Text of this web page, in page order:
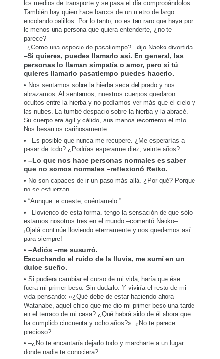
los medios de transporte y se pasa el día comprobándolos.
También hay quien hace barcos de un metro de largo
encolando palillos. Por lo tanto, no es tan raro que haya por
lo menos una persona que quiera entenderte, ¿no te
parece?
–¿Como una especie de pasatiempo? –dijo Naoko divertida.
–Si quieres, puedes llamarlo así. En general, las
personas lo llaman simpatía o amor, pero si tú
quieres llamarlo pasatiempo puedes hacerlo.
Nos sentamos sobre la hierba seca del prado y nos
abrazamos. Al sentarnos, nuestros cuerpos quedaron
ocultos entre la hierba y no podíamos ver más que el cielo y
las nubes. La tumbé despacio sobre la hierba y la abracé.
Su cuerpo era ágil y cálido, sus manos recorrieron el mío.
Nos besamos cariñosamente.
–Es posible que nunca me recupere. ¿Me esperarías a
pesar de todo? ¿Podrías esperarme diez, veinte años?
–Lo que nos hace personas normales es saber
que no somos normales –reflexionó Reiko.
No son capaces de ir un paso más allá. ¿Por qué? Porque
no se esfuerzan.
“Aunque te cueste, cuéntamelo.”
–Lloviendo de esta forma, tengo la sensación de que sólo
estamos nosotros tres en el mundo –comentó Naoko–.
¡Ojalá continúe lloviendo eternamente y nos quedemos así
para siempre!
–Adiós –me susurró.
Escuchando el ruido de la lluvia, me sumí en un
dulce sueño.
Si pudiera cambiar el curso de mi vida, haría que ése
fuera mi primer beso. Sin dudarlo. Y viviría el resto de mi
vida pensando: «¿Qué debe de estar haciendo ahora
Watanabe, aquel chico que me dio mi primer beso una tarde
en el terrado de mi casa? ¿Qué habrá sido de él ahora que
ha cumplido cincuenta y ocho años?». ¿No te parece
precioso?
–¿No te encantaría dejarlo todo y marcharte a un lugar
donde nadie te conociera?